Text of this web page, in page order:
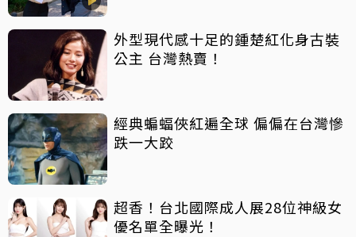
外型現代感十足的鍾楚紅化身古裝
公主 台灣熱賣！
經典蝙蝠俠紅遍全球 偏偏在台灣慘
跌一大跤
超香！台北國際成人展28位神級女
優名單全曝光！